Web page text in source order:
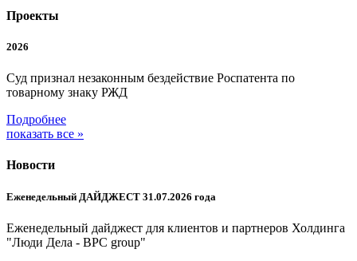
Проекты
2026
Суд признал незаконным бездействие Роспатента по
товарному знаку РЖД
Подробнее
показать все »
Новости
Еженедельный ДАЙДЖЕСТ 31.07.2026 года
Еженедельный дайджест для клиентов и партнеров Холдинга
"Люди Дела - BPC group"